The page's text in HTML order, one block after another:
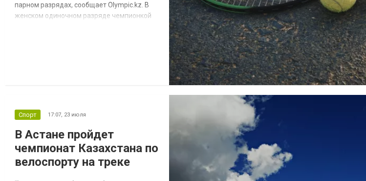
парном разрядах, сообщает Olympic.kz. В
женском одиночном разряде чемпионкой
Спорт 17:07, 23 июля
В Астане пройдет
чемпионат Казахстана по
велоспорту на треке